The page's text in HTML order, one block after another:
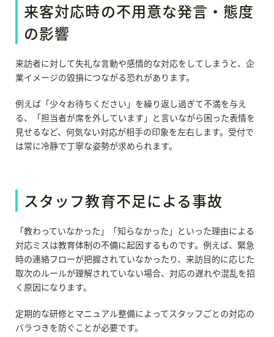
来客対応時の不用意な発言・態度
の影響
来訪者に対して失礼な言動や感情的な対応をしてしまうと、企
業イメージの毀損につながる恐れがあります。
例えば「少々お待ちください」を繰り返し過ぎて不満を与え
る、「担当者が席を外しています」と言いながら困った表情を
見せるなど、何気ない対応が相手の印象を左右します。受付で
は常に冷静で丁寧な姿勢が求められます。
スタッフ教育不足による事故
「教わっていなかった」「知らなかった」といった理由による
対応ミスは教育体制の不備に起因するものです。例えば、緊急
時の連絡フローが把握されていなかったり、来訪目的に応じた
取次のルールが理解されていない場合、対応の遅れや混乱を招
く原因になります。
定期的な研修とマニュアル整備によってスタッフごとの対応の
バラつきを防ぐことが必要です。